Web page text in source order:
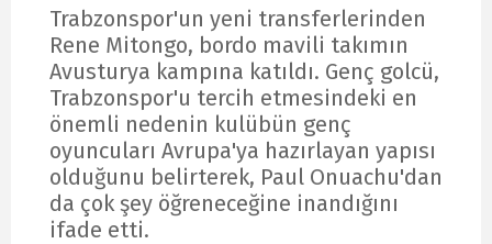
Trabzonspor'un yeni transferlerinden
Rene Mitongo, bordo mavili takımın
Avusturya kampına katıldı. Genç golcü,
Trabzonspor'u tercih etmesindeki en
önemli nedenin kulübün genç
oyuncuları Avrupa'ya hazırlayan yapısı
olduğunu belirterek, Paul Onuachu'dan
da çok şey öğreneceğine inandığını
ifade etti.